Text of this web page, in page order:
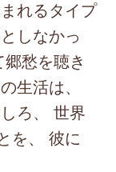
れるタイプ
しなかっ
愁を聴き
生活は、
ろ、 世界
を、 彼に